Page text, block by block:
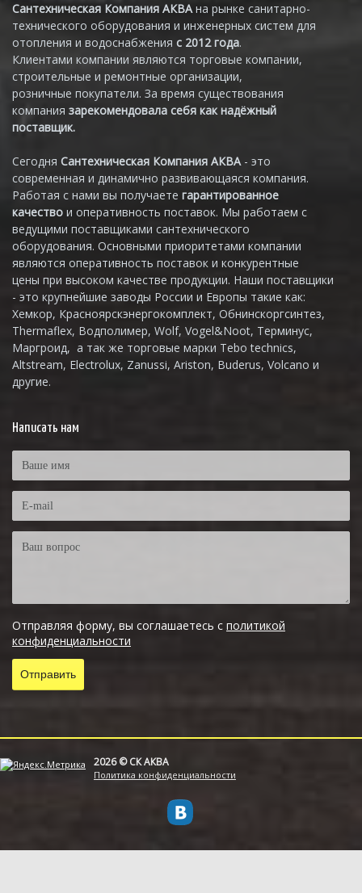
Сантехническая Компания АКВАна рынке санитарно-
технического оборудования и инженерных систем для
отопления и водоснабжения с 2012 года.
Клиентами компании являются торговые компании,
строительные и ремонтные организации,
розничные покупатели. За время существования
компания зарекомендовала себя как надёжный
поставщик.
Сегодня Сантехническая Компания АКВА - это
современная и динамично развивающаяся компания.
Работая с нами вы получаете гарантированное
качество и оперативность поставок. Мы работаем с
ведущими поставщиками сантехнического
оборудования. Основными приоритетами компании
являются оперативность поставок и конкурентные
цены при высоком качестве продукции. Наши поставщики
- это крупнейшие заводы России и Европы такие как:
Хемкор, Красноярскэнергокомплект, Обнинскоргсинтез,
Thermaflex, Водполимер, Wolf, Vogel&Noot, Терминус,
Маргроид, а так же торговые марки Tebo technics,
Altstream, Electrolux, Zanussi, Ariston, Buderus, Volcano и
другие.
Написать нам
Отправляя форму, вы соглашаетесь с политикой
конфиденциальности
2026 © СК АКВА
Политика конфиденциальности